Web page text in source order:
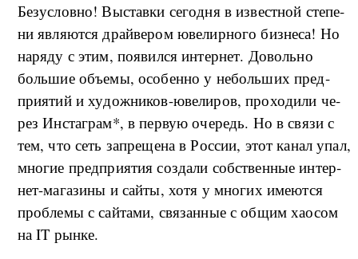
Бе­з­усло­в­но! Вы­став­ки се­го­д­ня в из­ве­ст­ной сте­пе­
ни яв­ля­ют­ся драй­ве­ром юве­ли­р­но­го биз­не­са! Но
на­ря­ду с этим, по­яви­л­ся ин­тер­нет. До­воль­но
боль­шие объ­е­мы, осо­бен­но у не­боль­ших пред­
при­я­тий и ху­до­ж­ни­ков-­ю­ве­ли­ров, про­хо­ди­ли че­
рез Ин­с­та­гра­м*, в первую оче­редь. Но в свя­зи с
тем, что сеть за­пре­ще­на в Рос­сии, этот ка­нал упал,
мно­гие пред­при­я­тия со­з­да­ли соб­ствен­ные ин­тер­
нет-­ма­га­зи­ны и сай­ты, хо­тя у мно­гих име­ют­ся
про­б­ле­мы с сай­та­ми, свя­за­н­ные с об­щим ха­о­сом
на IT ры­н­ке.